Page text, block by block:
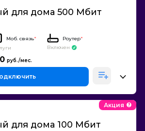
для дома 500 Мбит
Моб. связь*
Роутер*
Включен
для дома 100 Мбит
Акция